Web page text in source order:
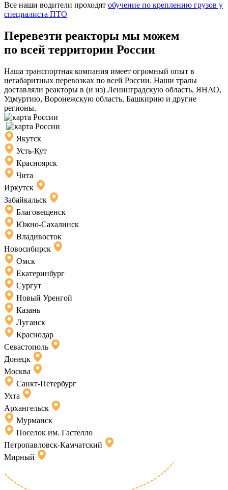
Все наши водители проходят обучение по креплению грузов у
специалиста ПТО
Перевезти реакторы мы можем
по всей территории России
Наша транспортная компания имеет огромный опыт в
негабаритных перевозках по всей России. Наши тралы
доставляли реакторы в (и из) Ленинградскую область, ЯНАО,
Удмуртию, Воронежскую область, Башкирию и другие
регионы.
Якутск
Усть-Кут
Красноярск
Чита
Иркутск
Забайкальск
Благовещенск
Южно-Сахалинск
Владивосток
Новосибирск
Омск
Екатеринбург
Сургут
Новый Уренгой
Казань
Луганск
Краснодар
Севастополь
Донецк
Москва
Санкт-Петербург
Ухта
Архангельск
Мурманск
Поселок им. Гастелло
Петропавловск-Камчатский
Мирный